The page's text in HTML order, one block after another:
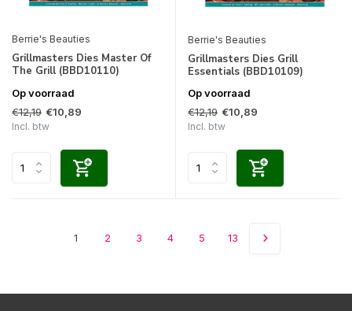
Berrie's Beauties
Grillmasters Dies Master Of
The Grill (BBD10110)
Op voorraad
€12,19 €10,89
Incl. btw
Berrie's Beauties
Grillmasters Dies Grill
Essentials (BBD10109)
Op voorraad
€12,19 €10,89
Incl. btw
1 2 3 4 5 13